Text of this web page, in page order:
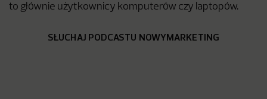
to głównie użytkownicy komputerów czy laptopów.
SŁUCHAJ PODCASTU NOWYMARKETING